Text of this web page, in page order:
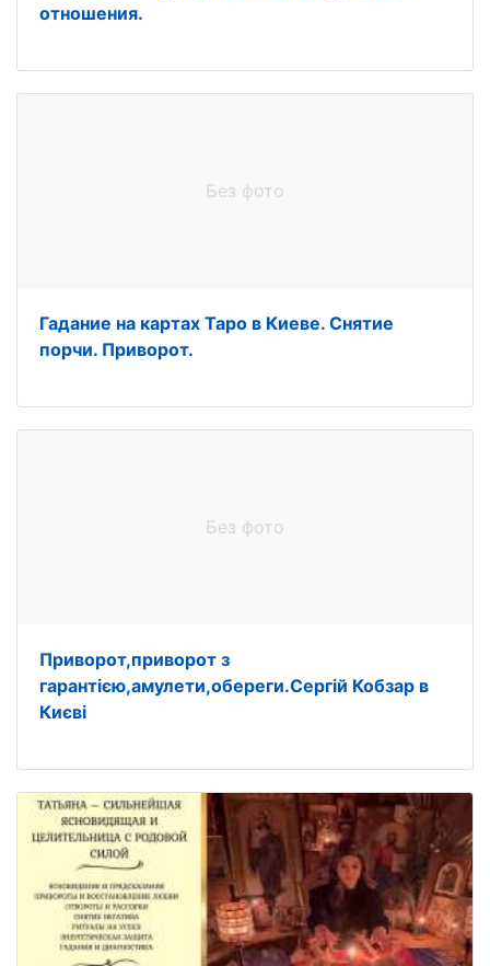
отношения.
Без фото
Гадание на картах Таро в Киеве. Снятие
порчи. Приворот.
Без фото
Приворот,приворот з
гарантією,амулети,обереги.Сергій Кобзар в
Києві